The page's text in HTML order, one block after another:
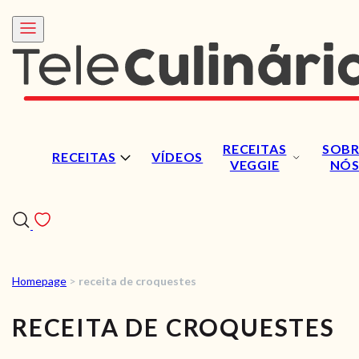
RECEITAS VÍDEOS
RECEITAS
VEGGIE
NÓS
RECEITAS
VÍDEOS
Homepage > receita de croquestes
RECEITA DE CROQUESTES